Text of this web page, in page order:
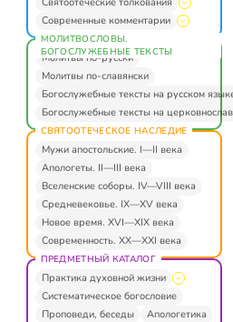
Современные комментарии
МОЛИТВОСЛОВЫ.
БОГОСЛУЖЕБНЫЕ ТЕКСТЫ
Молитвы по-русски
Молитвы по-славянски
Богослужебные тексты на русском
Богослужебные тексты на
СВЯТООТЕЧЕСКОЕ НАСЛЕДИЕ
Мужи апостольские. I—II века
Апологеты. II—III века
Вселенские соборы. IV—VIII века
Средневековье. IX—XV века
Новое время. XVI—XIX века
Современность. XX—XXI века
ПРЕДМЕТНЫЙ КАТАЛОГ
Практика духовной жизни
Систематическое богословие
Проповеди, беседы
Апологетика